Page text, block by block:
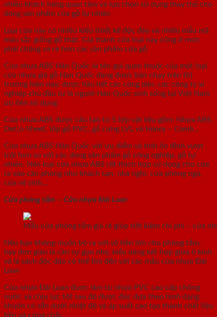
nhiều khách hàng quan tâm và lựa chọn sử dụng thay thế cho
dòng sản phẩm cửa gỗ tự nhiên
Loại cửa này có nhiều kiểu thiết kế độc đáo và nhiều mẫu mã
màu sắc giống gỗ thật. Giá thành cửa loại này cũng ở mức
phải chăng và rẻ hơn các sản phẩm cửa gỗ
Cửa nhựa ABS Hàn Quốc là tên gọi quen thuộc của một loại
cửa nhựa giả gỗ Hàn Quốc đang được bán chạy trên thị
trường hiện nay: được hầu hết các công dân, các công ty xí
nghiệp chủ đầu tư là người Hàn Quốc sinh sống tại Việt Nam
ưu tiên sử dụng
Cửa nhựa ABS được cấu tạo từ 5 lớp vật liệu gồm: Nhựa ABS,
DeCo-Sheet, lớp gỗ PVC, gỗ cứng LVL và Honey – Comb…
Cửa nhựa ABS Hàn Quốc với ưu điểm và tính ổn định vượt
trội hơn so với các dòng sản phẩm gỗ công nghiệp, gỗ tự
nhiên. Nên loại cửa nhựa ABS rất thích hợp sử dụng cho cửa
ra vào căn phòng như khách sạn, nhà nghỉ, cửa phòng ngủ,
cửa vệ sinh…
Cửa phòng tắm – Cửa nhựa Đài Loan
Mẫu cửa phòng tắm giá rẻ giúp tiết kiệm chi phí – cửa
Nếu bạn không muốn bỏ ra với số tiền lớn cho phòng tắm,
hay đơn giản là cần sự gọn nhẹ, kiểu dáng kết hợp giữa ô kính
và lá sách độc đáo có thể tìm đến với các mẫu cửa nhựa Đài
Loan
Cửa nhựa Đài Loan được làm từ nhựa PVC cao cấp chống
nước và chịu lực tốt sau đó được đúc dựa theo hình dạng
khuôn có sẵn dưới nhiệt độ và áp suất cao tạo thành chất liệu
bền và cứng chắc